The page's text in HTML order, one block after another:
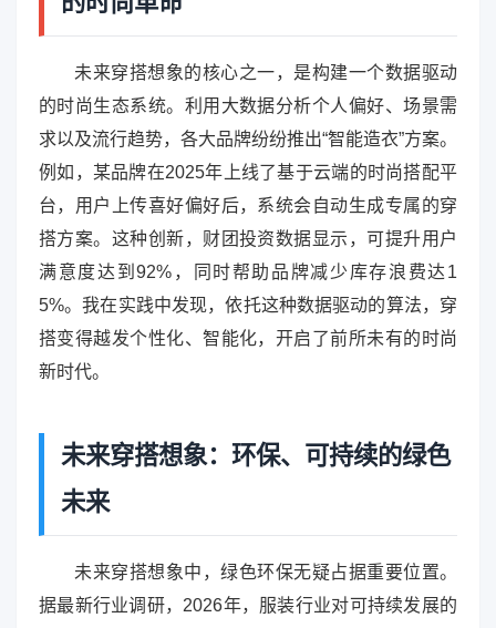
未来穿搭想象的核心之一，是构建一个数据驱动
的时尚生态系统。利用大数据分析个人偏好、场景需
求以及流行趋势，各大品牌纷纷推出“智能造衣”方案。
例如，某品牌在2025年上线了基于云端的时尚搭配平
台，用户上传喜好偏好后，系统会自动生成专属的穿
搭方案。这种创新，财团投资数据显示，可提升用户
满意度达到92%，同时帮助品牌减少库存浪费达1
5%。我在实践中发现，依托这种数据驱动的算法，穿
搭变得越发个性化、智能化，开启了前所未有的时尚
新时代。
未来穿搭想象：环保、可持续的绿色
未来
未来穿搭想象中，绿色环保无疑占据重要位置。
据最新行业调研，2026年，服装行业对可持续发展的